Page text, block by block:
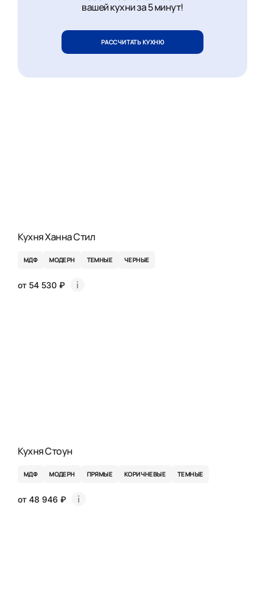
вашей кухни за 5 минут!
РАССЧИТАТЬ КУХНЮ
Кухня Ханна Стил
МДФ МОДЕРН ТЕМНЫЕ ЧЕРНЫЕ
от 54 530 ₽
Кухня Стоун
МДФ МОДЕРН ПРЯМЫЕ КОРИЧНЕВЫЕ ТЕМНЫЕ
от 48 946 ₽